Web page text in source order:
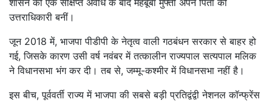
उत्तराधिकारी बनीं।
जून 2018 में, भाजपा पीडीपी के नेतृत्व वाली गठबंधन सरकार से बाहर हो
गई, जिसके कारण उसी वर्ष नवंबर में तत्कालीन राज्यपाल सत्यपाल मलिक
ने विधानसभा भंग कर दी। तब से, जम्मू-कश्मीर में विधानसभा नहीं है।
इस बीच, पूर्ववर्ती राज्य में भाजपा की सबसे बड़ी प्रतिद्वंद्वी नेशनल कॉन्फ्रेंस